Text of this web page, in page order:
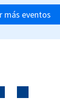
más eventos